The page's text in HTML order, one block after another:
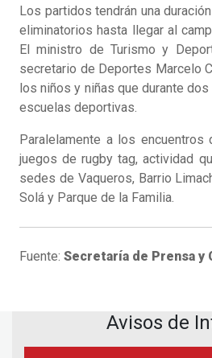
Los partidos tendrán una
eliminatorios hasta llegar al
El ministro de Turismo y
secretario de Deportes Marcelo
los niños y niñas que durante
escuelas deportivas.
Paralelamente a los
juegos de rugby tag, actividad
sedes de Vaqueros, Barrio
Solá y Parque de la Familia.
Fuente: Secretaría de Prensa y
Avisos de